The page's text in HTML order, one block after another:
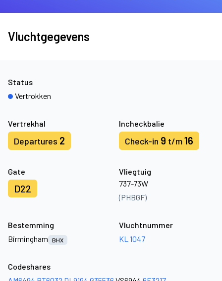
Vluchtgegevens
Vertrekhal
Departures 2
Incheckbalie
Check-in 9 t/m16
Gate
D22
Vliegtuig
737-73W
(PHBGF)
Status
Vertrokken
Bestemming
Birmingham
BHX
Vluchtnummer
KL 1047
Codeshares